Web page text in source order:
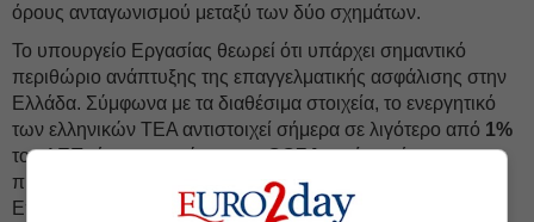
όρους ανταγωνισμού μεταξύ των δύο σχημάτων.
Το υπουργείο Εργασίας θεωρεί ότι υπάρχει σημαντικό
περιθώριο ανάπτυξης της επαγγελματικής ασφάλισης στην
Ελλάδα. Σύμφωνα με τα διαθέσιμα στοιχεία, το ενεργητικό
των ελληνικών ΤΕΑ αντιστοιχεί σήμερα σε λιγότερο από 1%
του ΑΕΠ, όταν στις χώρες τουΟΟΣΑο μέσος όρος
προσεγγίζει το 50%. Σήμερα λειτουργούν μόλις 27 Ταμεία
Επαγγελματικής Ασφάλισης με περίπου 55.000